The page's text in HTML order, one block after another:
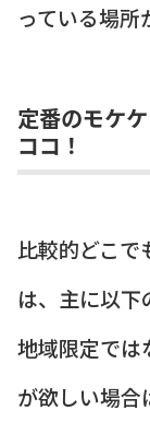
っている場所
定番のモケ
ココ！
比較的どこ
は、主に以下
地域限定では
が欲しい場合